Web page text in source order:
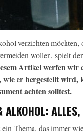
verzichten
wollen, spielt
Artikel werfen wir
wie er hergestellt
achten solltest.
ALKOHOL:
Thema, das immer